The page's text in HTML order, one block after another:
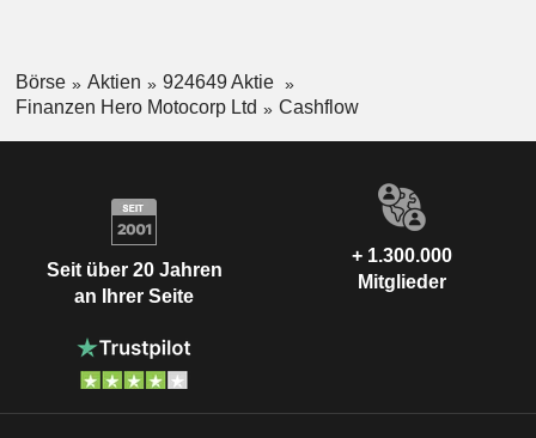
Börse Aktien
924649 Aktie
Finanzen Hero Motocorp Ltd
Cashflow
Seit über 20 Jahren
an Ihrer Seite
+ 1.300.000
Mitglieder